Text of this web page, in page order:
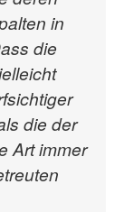
in
die
die der
Art immer